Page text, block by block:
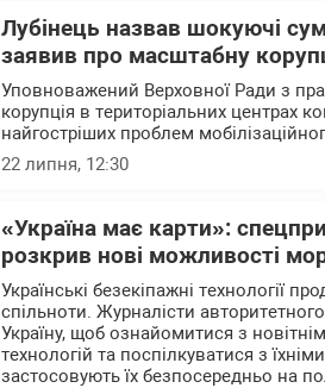
Лубінець назвав шокуючі
заявив про масштабну
Уповноважений Верховної Ради з
корупція в територіальних центрах
найгостріших проблем
22 липня, 12:30
«Україна має карти»:
розкрив нові можливості
Українські безекіпажні технології
спільноти. Журналісти
Україну, щоб ознайомитися з
технологій та поспілкуватися з
застосовують їх безпосередньо на